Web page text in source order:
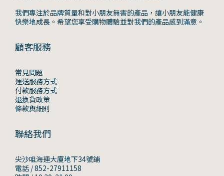
我們專注於品牌質量和對小朋友無害的產品，讓小朋友能健康
快樂地成長。希望您享受購物體驗並對我們的產品感到滿意。
顧客服務
常見問題
運送服務方式
付款服務方式
退換貨政策
條款與細則
聯絡我們
尖沙咀海運大廈地下34號鋪
電話 / 852-27911158